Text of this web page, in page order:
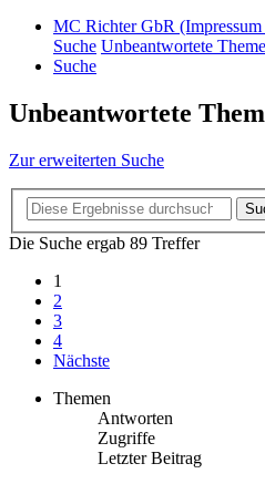
MC Richter GbR (Impressum
Suche Unbeantwortete
Suche
Unbeantwortete
Zur erweiterten Suche
Die Suche ergab 89 Treffer
1
2
3
4
Nächste
Themen
Antworten
Zugriffe
Letzter Beitrag